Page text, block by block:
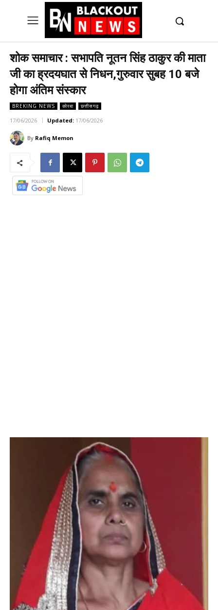
शोक समाचार : सभापति नूतन सिंह ठाकुर की माता
जी का ह्रदयघात से निधन,गुरुवार सुबह 10 बजे
होगा अंतिम संस्कार
BREKING NEWS कोरबा छत्तीसगढ़
17/06/2026 Updated: 17/06/2026
By Rafiq Memon